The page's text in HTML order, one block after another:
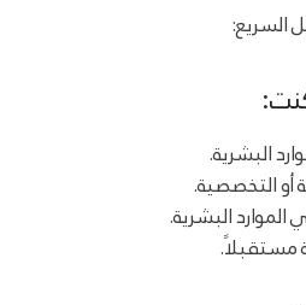
السريع:
البشرية.
أو التخصصية.
البشرية.
مستقبلاً.